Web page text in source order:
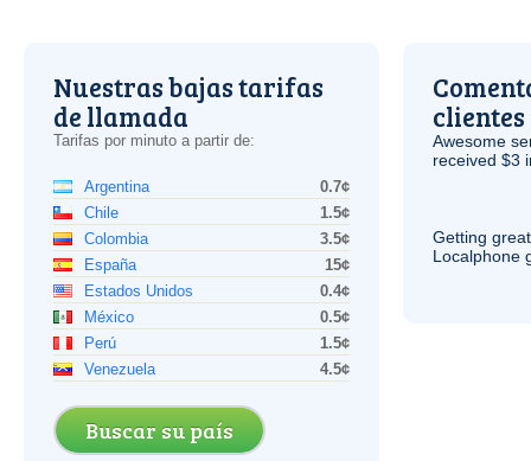
Nuestras bajas tarifas
de llamada
Tarifas por minuto a partir de:
Argentina
0.7¢
Chile
1.5¢
Colombia
3.5¢
España
15¢
Estados Unidos
0.4¢
México
0.5¢
Perú
1.5¢
Venezuela
4.5¢
Buscar su país
clientes
Awesome
received $3
Getting
Localphone